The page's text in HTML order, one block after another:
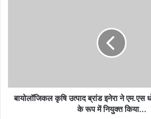
को
ब्रांड
बायोलॉजिकल कृषि उत्पाद ब्रांड इनेरा ने एम.एस
के रूप में नियुक्त किया...